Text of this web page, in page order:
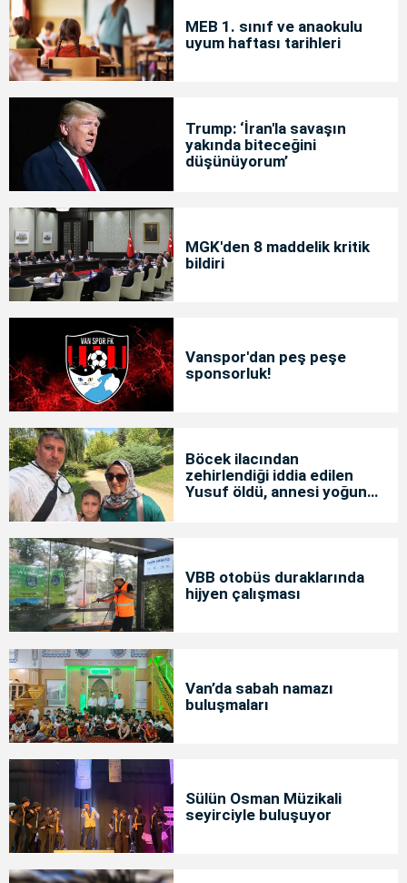
MEB 1. sınıf ve anaokulu
uyum haftası tarihleri
Trump: ‘İran'la savaşın
yakında biteceğini
düşünüyorum’
MGK'den 8 maddelik kritik
bildiri
Vanspor'dan peş peşe
sponsorluk!
Böcek ilacından
zehirlendiği iddia edilen
Yusuf öldü, annesi yoğun
VBB otobüs duraklarında
hijyen çalışması
Van’da sabah namazı
buluşmaları
Sülün Osman Müzikali
seyirciyle buluşuyor